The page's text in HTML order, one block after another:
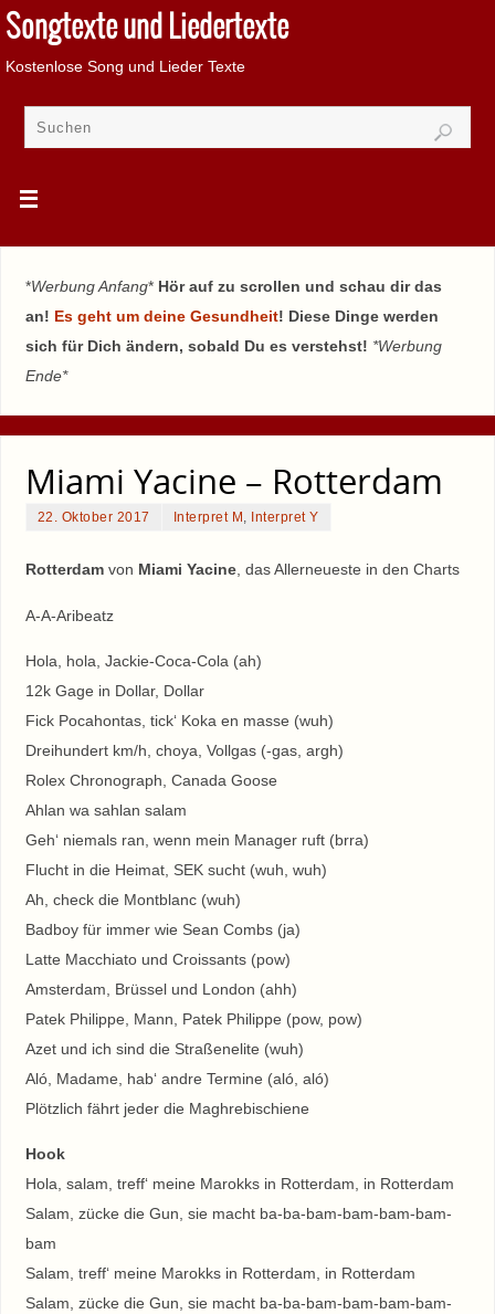
Songtexte und Liedertexte
Kostenlose Song und Lieder Texte
*Werbung Anfang* Hör auf zu scrollen und schau dir das
an! Es geht um deine Gesundheit! Diese Dinge werden
sich für Dich ändern, sobald Du es verstehst! *Werbung
Ende*
Miami Yacine – Rotterdam
22. Oktober 2017 Interpret M , Interpret Y
Rotterdamvon Miami Yacine, das Allerneueste in den Charts
A-A-Aribeatz
Hola, hola, Jackie-Coca-Cola (ah)
12k Gage in Dollar, Dollar
Fick Pocahontas, tick‘ Koka en masse (wuh)
Dreihundert km/h, choya, Vollgas (-gas, argh)
Rolex Chronograph, Canada Goose
Ahlan wa sahlan salam
Geh‘ niemals ran, wenn mein Manager ruft (brra)
Flucht in die Heimat, SEK sucht (wuh, wuh)
Ah, check die Montblanc (wuh)
Badboy für immer wie Sean Combs (ja)
Latte Macchiato und Croissants (pow)
Amsterdam, Brüssel und London (ahh)
Patek Philippe, Mann, Patek Philippe (pow, pow)
Azet und ich sind die Straßenelite (wuh)
Aló, Madame, hab‘ andre Termine (aló, aló)
Plötzlich fährt jeder die Maghrebischiene
Hook
Hola, salam, treff‘ meine Marokks in Rotterdam, in Rotterdam
Salam, zücke die Gun, sie macht ba-ba-bam-bam-bam-bam-
bam
Salam, treff‘ meine Marokks in Rotterdam, in Rotterdam
Salam, zücke die Gun, sie macht ba-ba-bam-bam-bam-bam-